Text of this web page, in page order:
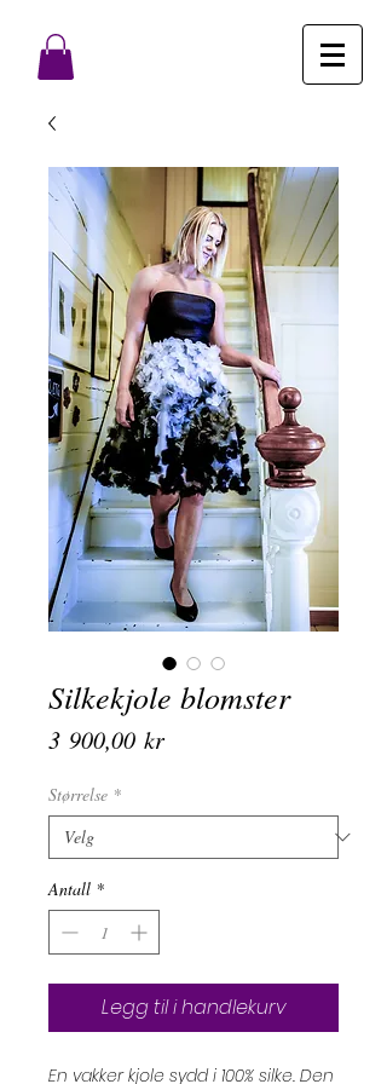
Silkekjole blomster
3 900,00 krPris
Størrelse *
Antall *
Legg til i handlekurv
En vakker kjole sydd i 100% silke. Den